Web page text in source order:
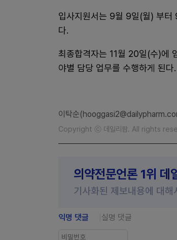
입사지원서는 9월 9일(월) 부터
다.
최종합격자는 11월 20일(수)에
야별 담당 업무를 수행하게 된
이탁순
Copyright ⓒ 데일리팜. All rights
의약전문언론 1위 데
기사화된 제보내용에 대
익명 댓글 실명 댓글